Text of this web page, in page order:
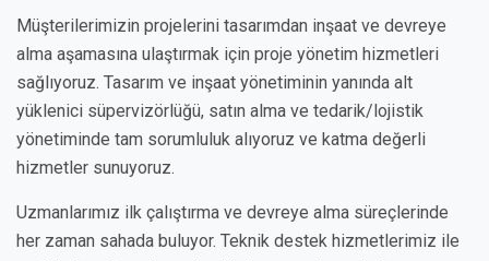
Müşterilerimizin projelerini tasarımdan inşaat ve devreye
alma aşamasına ulaştırmak için proje yönetim hizmetleri
sağlıyoruz. Tasarım ve inşaat yönetiminin yanında alt
yüklenici süpervizörlüğü, satın alma ve tedarik/lojistik
yönetiminde tam sorumluluk alıyoruz ve katma değerli
hizmetler sunuyoruz.
Uzmanlarımız ilk çalıştırma ve devreye alma süreçlerinde
her zaman sahada buluyor. Teknik destek hizmetlerimiz ile